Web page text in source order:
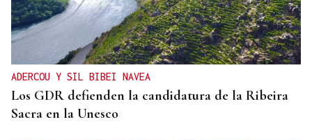
ADERCOU Y SIL BIBEI NAVEA
Los GDR defienden la candidatura de la Ribeira
Sacra en la Unesco